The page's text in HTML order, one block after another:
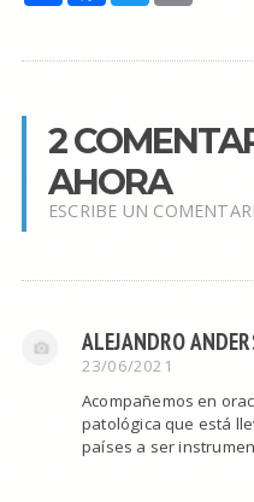
2
AHORA
ESCRIBE UN
ALEJANDRO
23/06/2021
Acompañemos en
patológica que está
países a ser